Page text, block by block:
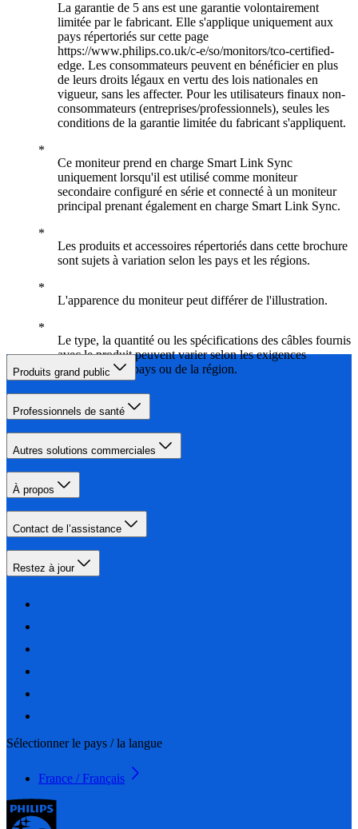
La garantie de 5 ans est une garantie volontairement
limitée par le fabricant. Elle s'applique uniquement aux
pays répertoriés sur cette page
https://www.philips.co.uk/c-e/so/monitors/tco-certified-
edge. Les consommateurs peuvent en bénéficier en plus
de leurs droits légaux en vertu des lois nationales en
vigueur, sans les affecter. Pour les utilisateurs finaux non-
consommateurs (entreprises/professionnels), seules les
conditions de la garantie limitée du fabricant s'appliquent.
Ce moniteur prend en charge Smart Link Sync
uniquement lorsqu'il est utilisé comme moniteur
secondaire configuré en série et connecté à un moniteur
principal prenant également en charge Smart Link Sync.
Les produits et accessoires répertoriés dans cette brochure
sont sujets à variation selon les pays et les régions.
L'apparence du moniteur peut différer de l'illustration.
Le type, la quantité ou les spécifications des câbles fournis
avec le produit peuvent varier selon les exigences
spécifiques du pays ou de la région.
Produits grand public
Professionnels de santé
Autres solutions commerciales
À propos
Contact de l’assistance
Restez à jour
Sélectionner le pays / la langue
France / Français